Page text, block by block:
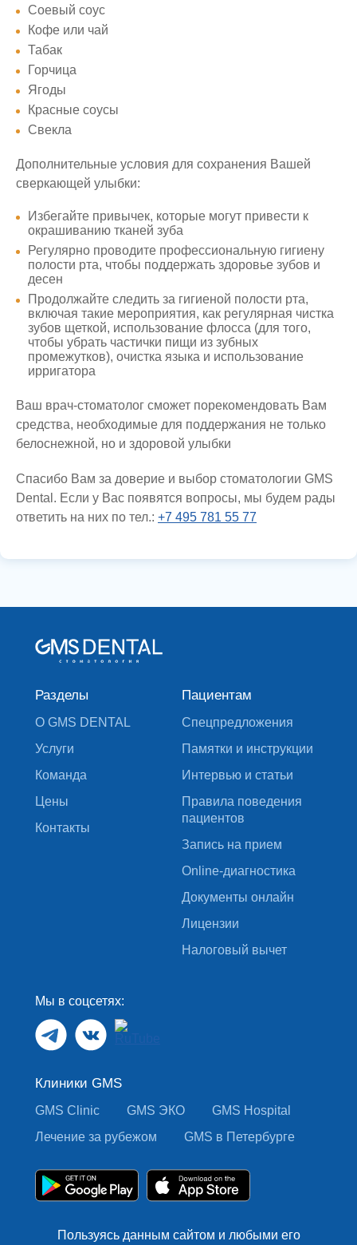
Соевый соус
Кофе или чай
Табак
Горчица
Ягоды
Красные соусы
Свекла
Дополнительные условия для сохранения Вашей
сверкающей улыбки:
Избегайте привычек, которые могут привести к
окрашиванию тканей зуба
Регулярно проводите профессиональную гигиену
полости рта, чтобы поддержать здоровье зубов и
десен
Продолжайте следить за гигиеной полости рта,
включая такие мероприятия, как регулярная чистка
зубов щеткой, использование флосса (для того,
чтобы убрать частички пищи из зубных
промежутков), очистка языка и использование
ирригатора
Ваш врач-стоматолог сможет порекомендовать Вам
средства, необходимые для поддержания не только
белоснежной, но и здоровой улыбки
Спасибо Вам за доверие и выбор стоматологии GMS
Dental. Если у Вас появятся вопросы, мы будем рады
ответить на них по тел.: +7 495 781 55 77
Разделы
О GMS DENTAL
Услуги
Команда
Цены
Контакты
Пациентам
Спецпредложения
Памятки и инструкции
Интервью и статьи
Правила поведения
пациентов
Запись на прием
Online-диагностика
Документы онлайн
Лицензии
Налоговый вычет
Мы в соцсетях:
Клиники GMS
GMS Clinic GMS ЭКО
GMS Hospital
Лечение за рубежом
GMS в Петербурге
Пользуясь данным сайтом и любыми его